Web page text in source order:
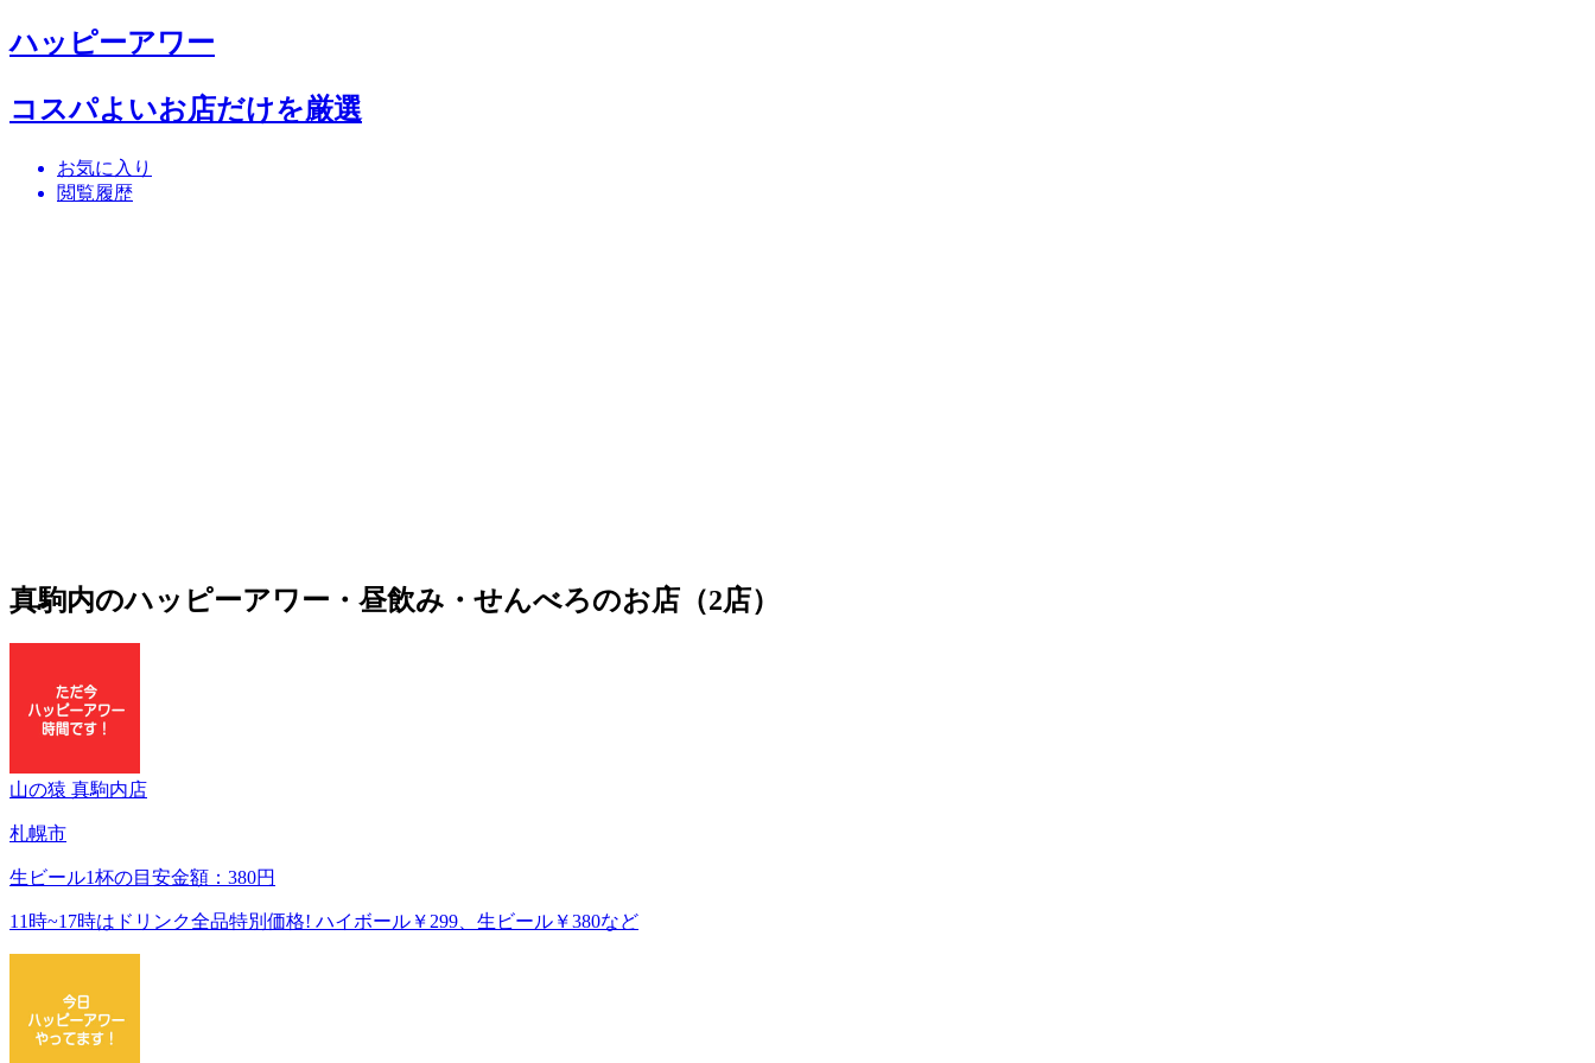
ハッピーアワー
コスパよいお店だけを厳選
お気に入り
閲覧履歴
真駒内のハッピーアワー・昼飲み・せんべろのお店（2店）
山の猿 真駒内店
札幌市
生ビール1杯の目安金額：380円
11時~17時はドリンク全品特別価格! ハイボール￥299、生ビール￥380など